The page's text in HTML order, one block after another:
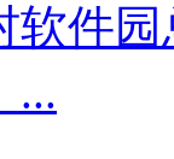
软件
...